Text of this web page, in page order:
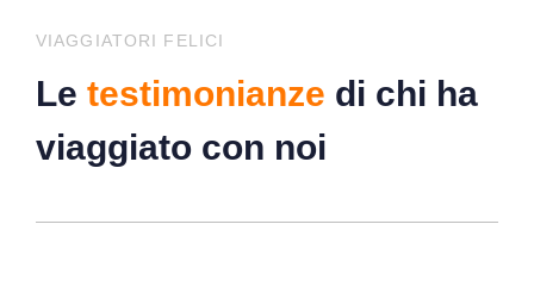
VIAGGIATORI FELICI
Le testimonianze di chi ha
viaggiato con noi